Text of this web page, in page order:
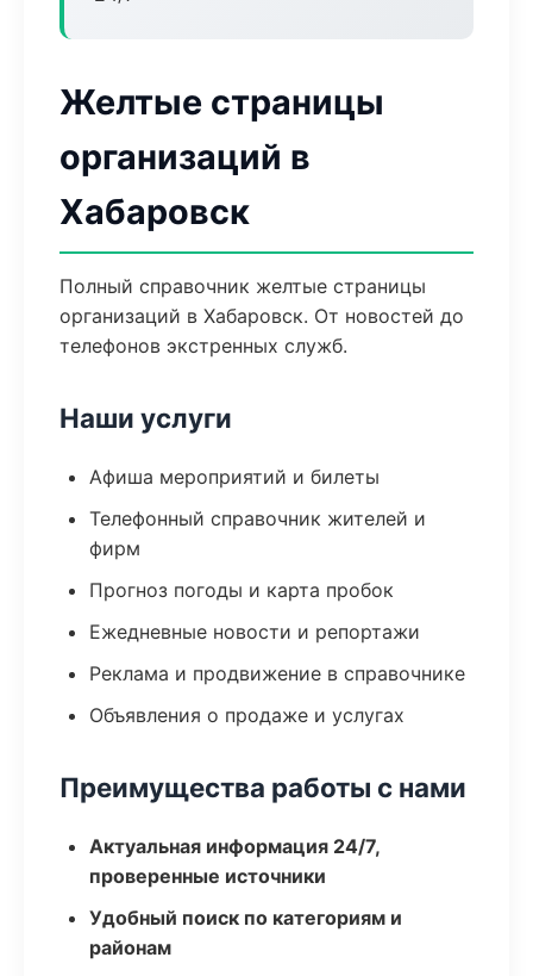
Желтые страницы
организаций в
Хабаровск
Полный справочник желтые страницы
организаций в Хабаровск. От новостей до
телефонов экстренных служб.
Наши услуги
Афиша мероприятий и билеты
Телефонный справочник жителей и
фирм
Прогноз погоды и карта пробок
Ежедневные новости и репортажи
Реклама и продвижение в справочнике
Объявления о продаже и услугах
Преимущества работы с нами
Актуальная информация 24/7,
проверенные источники
Удобный поиск по категориям и
районам